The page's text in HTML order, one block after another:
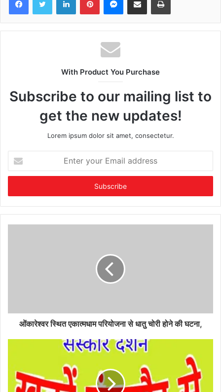
With Product You Purchase
Subscribe to our mailing list to
get the new updates!
Lorem ipsum dolor sit amet, consectetur.
your
Email
ओंकारेश्वर स्थित एकात्मधाम परियोजना से धातु चोरी होने की घटना,